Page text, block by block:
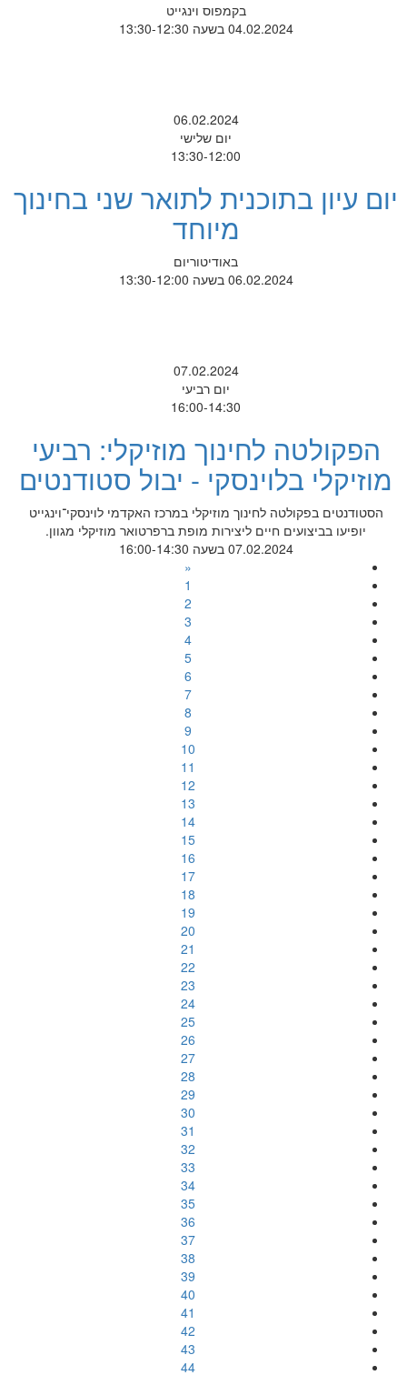
בקמפוס וינגייט
04.02.2024 בשעה 13:30-12:30
06.02.2024
יום שלישי
13:30-12:00
יום עיון בתוכנית לתואר שני בחינוך
מיוחד
באודיטוריום
06.02.2024 בשעה 13:30-12:00
07.02.2024
יום רביעי
16:00-14:30
הפקולטה לחינוך מוזיקלי: רביעי
מוזיקלי בלוינסקי - יבול סטודנטים
הסטודנטים בפקולטה לחינוך מוזיקלי במרכז האקדמי לוינסקי־וינגייט
יופיעו בביצועים חיים ליצירות מופת ברפרטואר מוזיקלי מגוון.
07.02.2024 בשעה 16:00-14:30
«
1
2
3
4
5
6
7
8
9
10
11
12
13
14
15
16
17
18
19
20
21
22
23
24
25
26
27
28
29
30
31
32
33
34
35
36
37
38
39
40
41
42
43
44